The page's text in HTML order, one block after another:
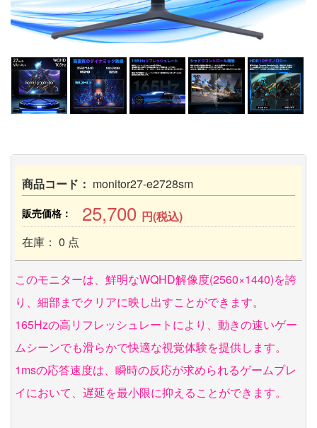
商品コード： monitor27-e2728sm
販売価格： 25,700 円(税込)
在庫： 0 点
このモニターは、鮮明なWQHD解像度(2560×1440)を誇
り、細部までクリアに映し出すことができます。
165Hzの高リフレッシュレートにより、動きの速いゲー
ムシーンでも滑らかで快適な視覚体験を提供します。
1msの応答速度は、瞬時の反応が求められるゲームプレ
イにおいて、遅延を最小限に抑えることができます。